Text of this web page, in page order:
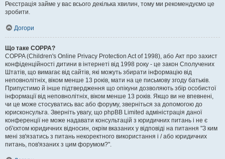
Реєстрація займе у вас всього декілька хвилин, тому ми рекомендуємо це
зробити.
Догори
Що таке COPPA?
COPPA (Children's Online Privacy Protection Act of 1998), або Акт про захист
конфіденційності дитини в інтернеті від 1998 року - це закон Сполучених
Штатів, що вимагає від сайтів, які можуть збирати інформацію від
неповнолітніх, віком менше 13 років, мати на це письмову згоду батьків.
Припустимо й інше підтвердження що опікуни дозволяють збір особистої
інформації від неповнолітніх, віком менше 13 років. Якщо ви не впевнені,
чи це може стосуватись вас або форуму, зверніться за допомогою до
юрисконсульта. Зверніть увагу, що phpBB Limited адміністрація даної
конференції не може надавати консультацій з юридичних питань і не є
об'єктом юридичних відносин, окрім вказаних у відповіді на питання "З ким
мені зв'язатись з питань некоректного використання і / або юридичних
питань, пов'язаних з цим форумом?".